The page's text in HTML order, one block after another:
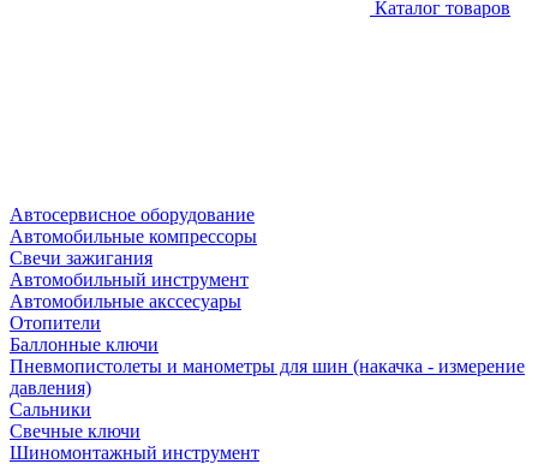
Каталог товаров
Автосервисное оборудование
Автомобильные компрессоры
Свечи зажигания
Автомобильный инструмент
Автомобильные акссесуары
Отопители
Баллонные ключи
Пневмопистолеты и манометры для шин (накачка - измерение
давления)
Сальники
Свечные ключи
Шиномонтажный инструмент